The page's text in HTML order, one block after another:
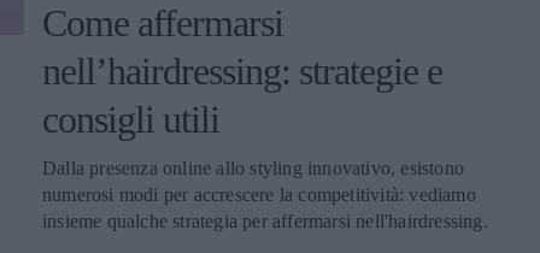
Come affermarsi
nell’hairdressing: strategie e
consigli utili
Dalla presenza online allo styling innovativo, esistono
numerosi modi per accrescere la competitività: vediamo
insieme qualche strategia per affermarsi nell'hairdressing.